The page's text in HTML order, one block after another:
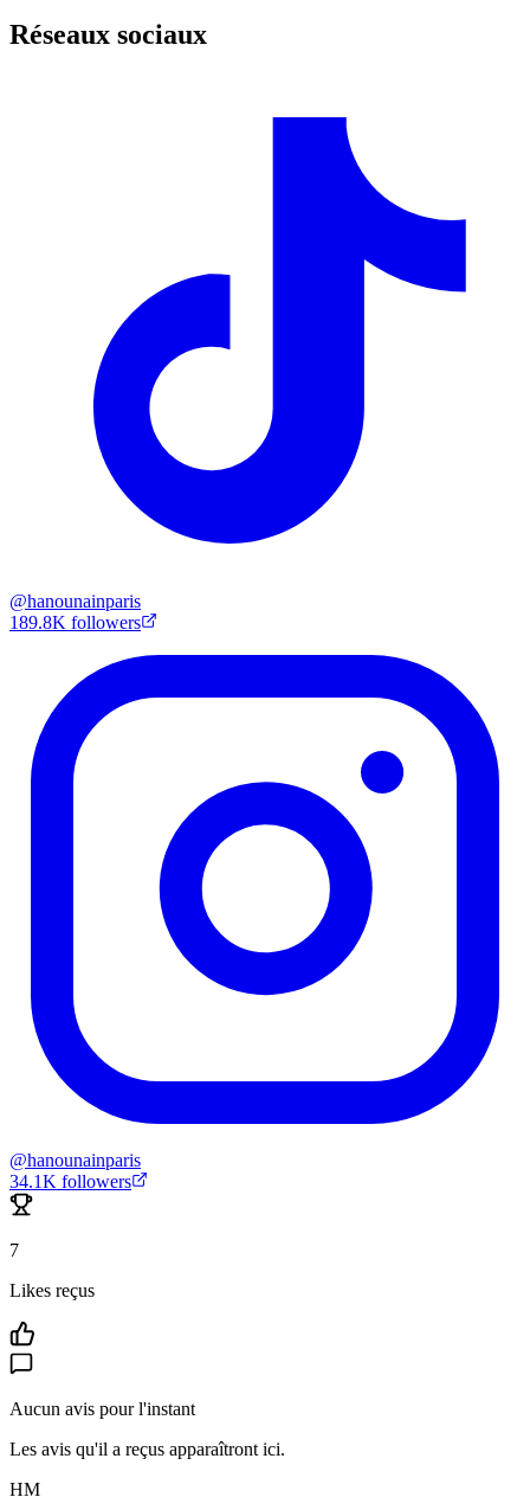
Réseaux sociaux
@hanounainparis
189.8K followers
@hanounainparis
34.1K followers
7
Likes reçus
Aucun avis pour l'instant
Les avis qu'il a reçus apparaîtront ici.
HM